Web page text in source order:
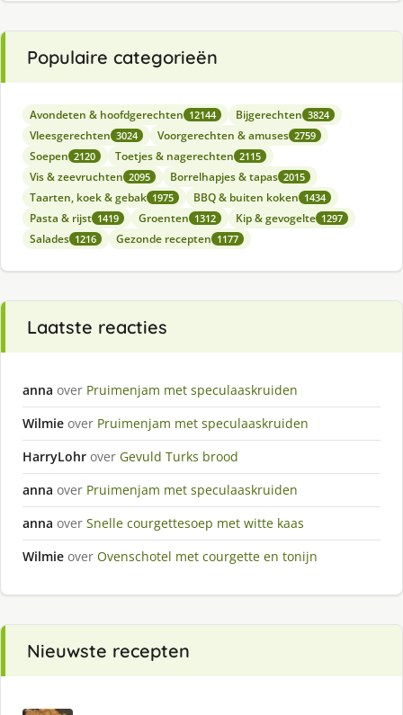
Populaire categorieën
Avondeten & hoofdgerechten 12144 Bijgerechten 3824
Vleesgerechten 3024 Voorgerechten & amuses 2759
Soepen 2120 Toetjes & nagerechten 2115
Vis & zeevruchten 2095 Borrelhapjes & tapas 2015
Taarten, koek & gebak 1975 BBQ & buiten koken 1434
Pasta & rijst 1419 Groenten 1312 Kip & gevogelte 1297
Salades 1216 Gezonde recepten 1177
Laatste reacties
anna over Pruimenjam met speculaaskruiden
Wilmie over Pruimenjam met speculaaskruiden
HarryLohr over Gevuld Turks brood
anna over Pruimenjam met speculaaskruiden
anna over Snelle courgettesoep met witte kaas
Wilmie over Ovenschotel met courgette en tonijn
Nieuwste recepten